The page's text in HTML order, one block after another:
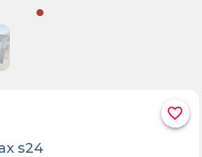
favorite_border
s24